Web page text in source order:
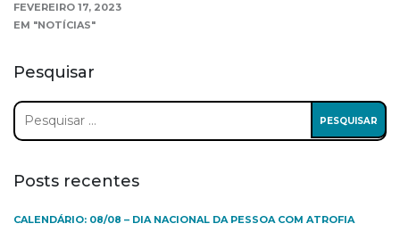
FEVEREIRO 17, 2023
EM "NOTÍCIAS"
Pesquisar
Pesquisar
por:
Posts recentes
CALENDÁRIO: 08/08 – DIA NACIONAL DA PESSOA COM ATROFIA